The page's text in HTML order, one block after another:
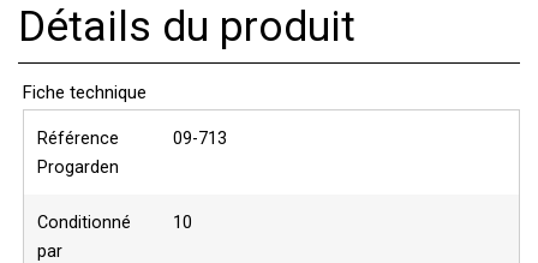
Détails du produit
Fiche technique
Référence
Progarden
09-713
Conditionné
par
10